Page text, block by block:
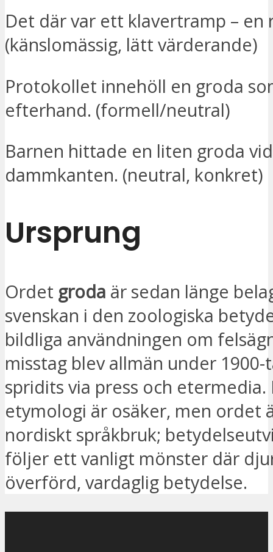
Det där var ett klavertramp – en
(känslomässig, lätt värderande)
Protokollet innehöll en groda
efterhand. (formell/neutral)
Barnen hittade en liten groda vid
dammkanten. (neutral, konkret)
Ursprung
Ordet groda är sedan länge
svenskan i den zoologiska
bildliga användningen om
misstag blev allmän under
spridits via press och etermedia.
etymologi är osäker, men ordet
nordiskt språkbruk;
följer ett vanligt mönster där
överförd, vardaglig betydelse.